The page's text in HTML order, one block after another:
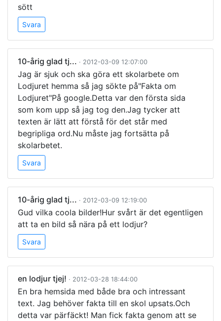
sött
Svara
10-årig glad tj... · 2012-03-09 12:07:00
Jag är sjuk och ska göra ett skolarbete om
Lodjuret hemma så jag sökte på"Fakta om
Lodjuret"På google.Detta var den första sida
som kom upp så jag tog den.Jag tycker att
texten är lätt att förstå för det står med
begripliga ord.Nu måste jag fortsätta på
skolarbetet.
Svara
10-årig glad tj... · 2012-03-09 12:19:00
Gud vilka coola bilder!Hur svårt är det egentligen
att ta en bild så nära på ett lodjur?
Svara
en lodjur tjej! · 2012-03-28 18:44:00
En bra hemsida med både bra och intressant
text. Jag behöver fakta till en skol upsats.Och
detta var pärfäckt! Man fick fakta genom att se